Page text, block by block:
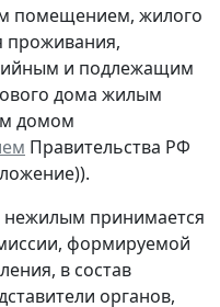
помещением, жилого
проживания,
и подлежащим
дома жилым
домом
Правительства РФ
принимается
формируемой
в состав
органов,